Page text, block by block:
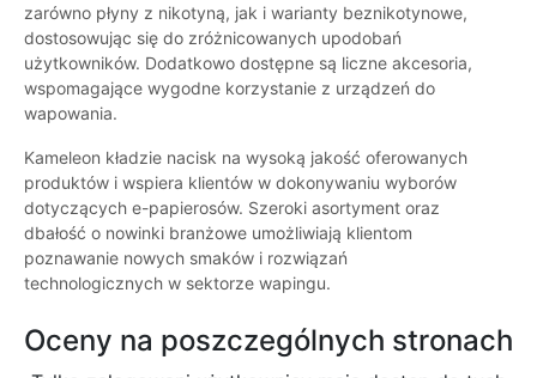
zarówno płyny z nikotyną, jak i warianty beznikotynowe,
dostosowując się do zróżnicowanych upodobań
użytkowników. Dodatkowo dostępne są liczne akcesoria,
wspomagające wygodne korzystanie z urządzeń do
wapowania.
Kameleon kładzie nacisk na wysoką jakość oferowanych
produktów i wspiera klientów w dokonywaniu wyborów
dotyczących e-papierosów. Szeroki asortyment oraz
dbałość o nowinki branżowe umożliwiają klientom
poznawanie nowych smaków i rozwiązań
technologicznych w sektorze wapingu.
Oceny na poszczególnych stronach